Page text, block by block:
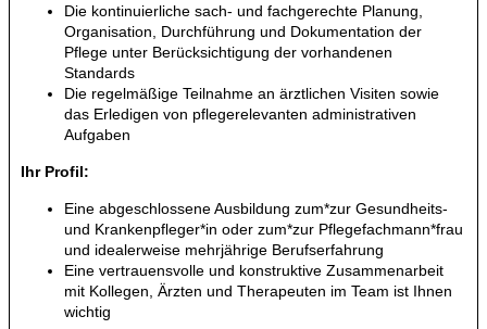
Die kontinuierliche sach- und fachgerechte Planung,
Organisation, Durchführung und Dokumentation der
Pflege unter Berücksichtigung der vorhandenen
Standards
Die regelmäßige Teilnahme an ärztlichen Visiten sowie
das Erledigen von pflegerelevanten administrativen
Aufgaben
Ihr Profil:
Eine abgeschlossene Ausbildung zum*zur Gesundheits-
und Krankenpfleger*in oder zum*zur Pflegefachmann*frau
und idealerweise mehrjährige Berufserfahrung
Eine vertrauensvolle und konstruktive Zusammenarbeit
mit Kollegen, Ärzten und Therapeuten im Team ist Ihnen
wichtig